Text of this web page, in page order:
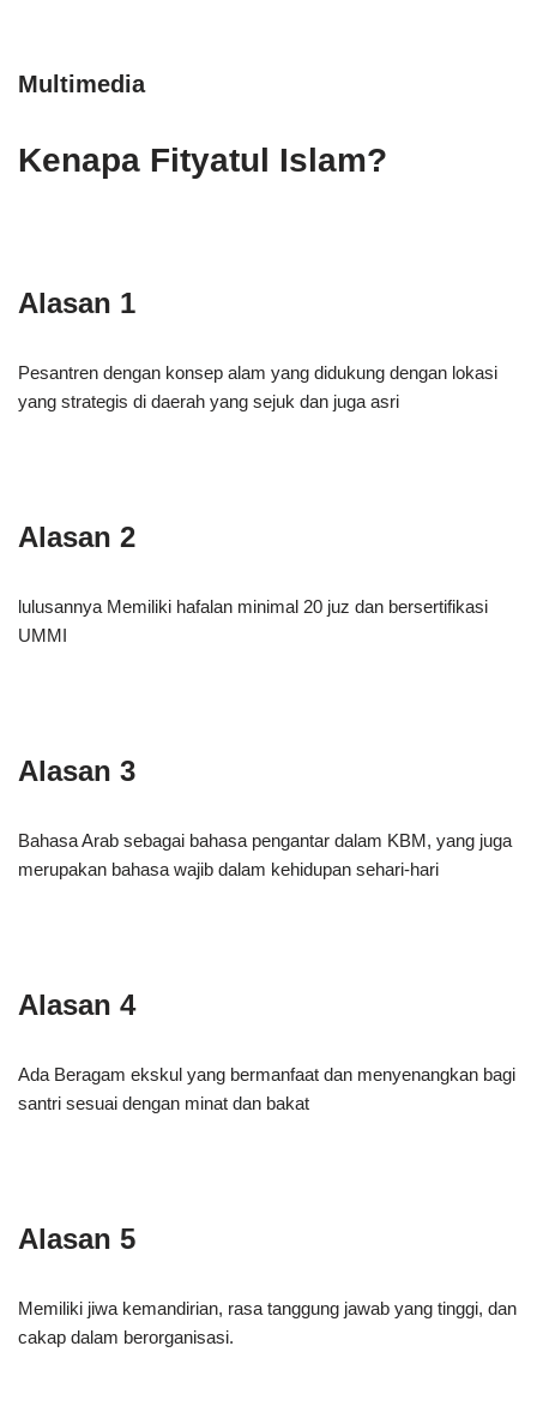
Multimedia
Kenapa Fityatul Islam?
Alasan 1
Pesantren dengan konsep alam yang didukung dengan lokasi
yang strategis di daerah yang sejuk dan juga asri
Alasan 2
lulusannya Memiliki hafalan minimal 20 juz dan bersertifikasi
UMMI
Alasan 3
Bahasa Arab sebagai bahasa pengantar dalam KBM, yang juga
merupakan bahasa wajib dalam kehidupan sehari-hari
Alasan 4
Ada Beragam ekskul yang bermanfaat dan menyenangkan bagi
santri sesuai dengan minat dan bakat
Alasan 5
Memiliki jiwa kemandirian, rasa tanggung jawab yang tinggi, dan
cakap dalam berorganisasi.